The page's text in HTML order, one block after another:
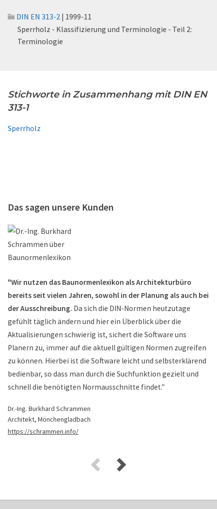
DIN EN 313-2 | 1999-11
Sperrholz - Klassifizierung und Terminologie - Teil 2:
Terminologie
Stichworte in Zusammenhang mit DIN EN
313-1
Sperrholz
Das sagen unsere Kunden
"Wir nutzen das Baunormenlexikon als Architekturbüro
bereits seit vielen Jahren, sowohl in der Planung als auch bei
der Ausschreibung. Da sich die DIN-Normen heutzutage
gefühlt täglich ändern und hier ein Überblick über die
Aktualisierungen schwierig ist, sichert die Software uns
Planern zu, immer auf die aktuell gültigen Normen zugreifen
zu können. Hierbei ist die Software leicht und selbsterklärend
bedienbar, so dass man durch die Suchfunktion gezielt und
schnell die benötigten Normausschnitte findet."
Dr.-Ing. Burkhard Schrammen
Architekt, Mönchengladbach
https://schrammen.info/